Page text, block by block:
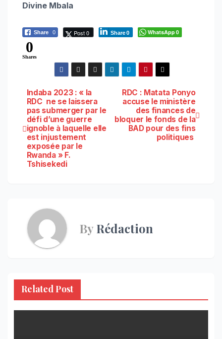
Divine Mbala
Share 0 Post 0 Share0 WhatsApp0
0
Shares
Navigation
de
l’article
RDC : Matata Ponyo
accuse le ministère
des finances de
bloquer le fonds de la
BAD pour des fins
politiques
Indaba 2023 : « la
RDC ne se laissera
pas submerger par le
défi d’une guerre
ignoble à laquelle elle
est injustement
exposée par le
Rwanda » F.
Tshisekedi
ByRédaction
Related Post